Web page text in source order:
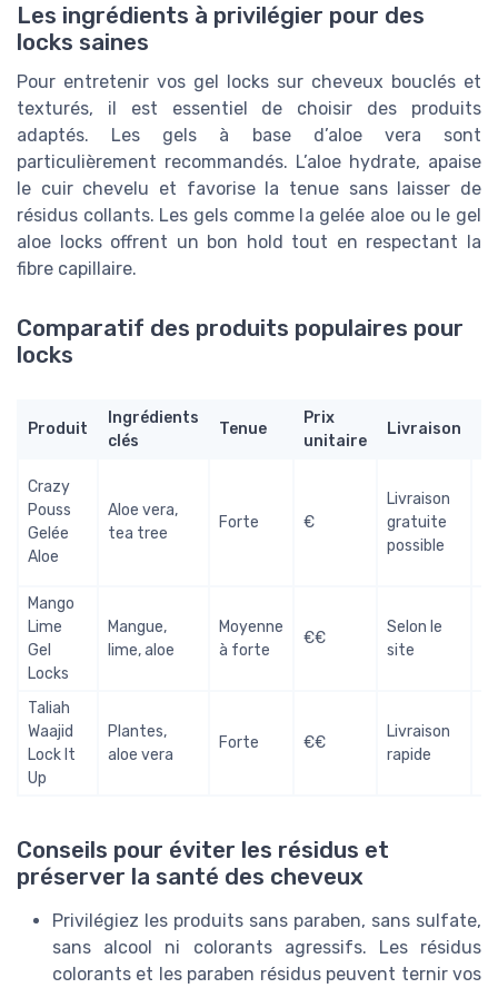
Les ingrédients à privilégier pour des
locks saines
Pour entretenir vos gel locks sur cheveux bouclés et
texturés, il est essentiel de choisir des produits
adaptés. Les gels à base d’aloe vera sont
particulièrement recommandés. L’aloe hydrate, apaise
le cuir chevelu et favorise la tenue sans laisser de
résidus collants. Les gels comme la gelée aloe ou le gel
aloe locks offrent un bon hold tout en respectant la
fibre capillaire.
Comparatif des produits populaires pour
locks
Produit
Ingrédients
clés
Tenue
Prix
unitaire
Livraison
Crazy
Pouss
Gelée
Aloe
Aloe vera,
tea tree
Forte €
Livraison
gratuite
possible
Mango
Lime
Gel
Locks
Mangue,
lime, aloe
Moyenne
à forte
€€
Selon le
site
Taliah
Waajid
Lock It
Up
Plantes,
aloe vera
Forte €€
Livraison
rapide
Conseils pour éviter les résidus et
préserver la santé des cheveux
Privilégiez les produits sans paraben, sans sulfate,
sans alcool ni colorants agressifs. Les résidus
colorants et les paraben résidus peuvent ternir vos